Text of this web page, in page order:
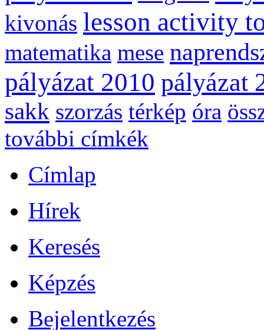
kivonás lesson activity
matematika mese
pályázat 2010 pályázat
sakk szorzás térkép óra
további címkék
Címlap
Hírek
Keresés
Képzés
Bejelentkezés